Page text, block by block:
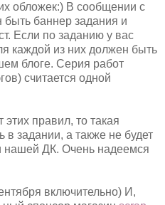
обложек:) В сообщении с
быть баннер задания и
Если по заданию у вас
каждой из них должен быть
блоге. Серия работ
считается одной
этих правил, то такая
в задании, а также не будет
нашей ДК. Очень надеемся
включительно) И,